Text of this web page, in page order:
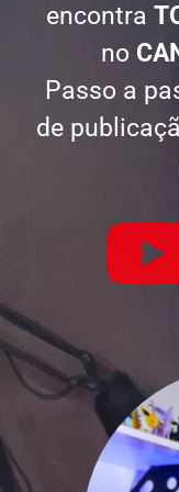
encontra
no
Passo a
de